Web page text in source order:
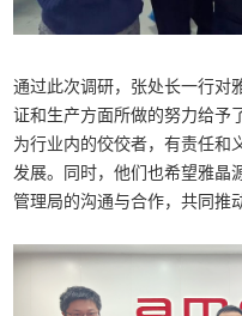
通过此次调研，张处长一行对
证和生产方面所做的努力给予
为行业内的佼佼者，有责任和
发展。同时，他们也希望雅晶
管理局的沟通与合作，共同推